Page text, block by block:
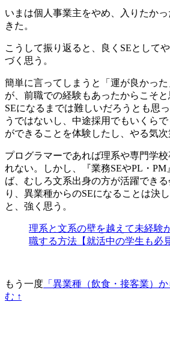
いまは個人事業主をやめ、
入りたか
きた。
こうして振り返ると、良くSEとして
づく思う。
簡単に言ってしまうと「運が良かっ
が、前職での経験もあったからこそ
SEになるまでは難しいだろうとも思
うではないし、中途採用でもいくら
ができることを体験したし、やる気次
プログラマーであれば理系や専門学
れない。しかし、『業務SEやPL・
ば、むしろ文系出身の方が活躍でき
り、 異業種からのSEになることは決
と、強く思う。
理系と文系の壁を越えて未経験
職する方法【就活中の学生も必
もう一度 「異業種（飲食・接客業）
む ↑